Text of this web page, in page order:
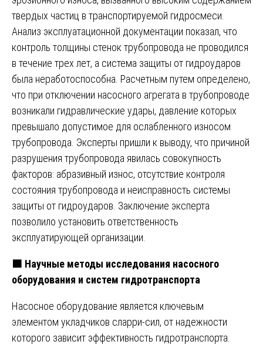
твердых частиц в транспортируемой гидросмеси.
Анализ эксплуатационной документации показал, что
контроль толщины стенок трубопровода не проводился
в течение трех лет, а система защиты от гидроударов
была неработоспособна. Расчетным путем определено,
что при отключении насосного агрегата в трубопроводе
возникали гидравлические удары, давление которых
превышало допустимое для ослабленного износом
трубопровода. Эксперты пришли к выводу, что причиной
разрушения трубопровода явилась совокупность
факторов: абразивный износ, отсутствие контроля
состояния трубопровода и неисправность системы
защиты от гидроударов. Заключение эксперта
позволило установить ответственность
эксплуатирующей организации.
🟧 Научные методы исследования насосного
оборудования и систем гидротранспорта
Насосное оборудование является ключевым
элементом укладчиков сларри-сил, от надежности
которого зависит эффективность гидротранспорта.